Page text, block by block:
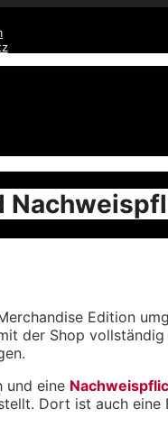
Edition
der Shop vollständig
und eine
Dort ist auch